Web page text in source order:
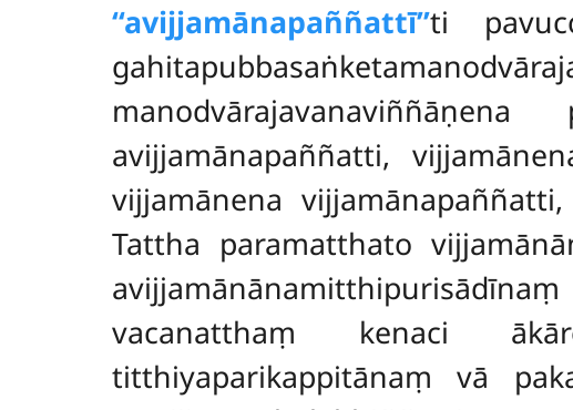
‘‘avijjamānapaññattī’’ti
avijjamānapaññatti,
vijjamānena
Tattha paramatthato
vacanatthaṃ kenaci
titthiyaparikappitānaṃ vā